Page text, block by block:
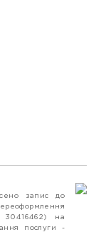
запис до
на
послуги -